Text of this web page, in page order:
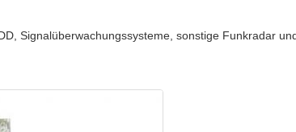
Signalüberwachungssysteme, sonstige Funkradar